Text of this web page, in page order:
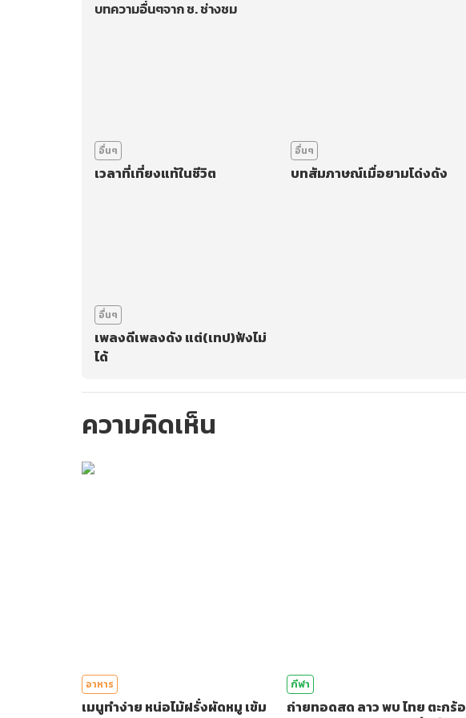
บทความอื่นๆจาก ช. ช่างชม
อื่นๆ
เวลาที่เที่ยงแท้ในชีวิต
อื่นๆ
บทสัมภาษณ์เมื่อยามโด่งดัง
อื่นๆ
เพลงดีเพลงดัง แต่(เทป)ฟังไม่
ได้
ความคิดเห็น
อาหาร
เมนูทำง่าย หน่อไม้ฝรั่งผัดหมู เข้ม
กีฬา
ถ่ายทอดสด ลาว พบ ไทย ตะกร้อ